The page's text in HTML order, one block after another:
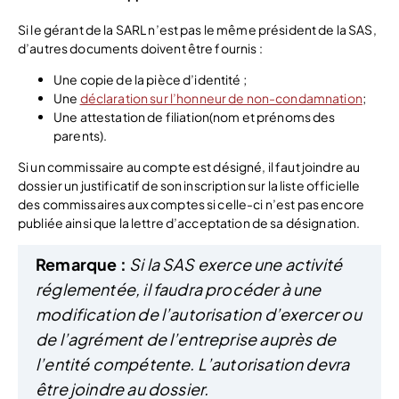
Si le gérant de la SARL n’est pas le même président de la SAS,
d’autres documents doivent être fournis :
Une copie de la pièce d’identité ;
Une déclaration sur l’honneur de non-condamnation;
Une attestation de filiation(nom et prénoms des
parents).
Si un commissaire au compte est désigné, il faut joindre au
dossier un justificatif de son inscription sur la liste officielle
des commissaires aux comptes si celle-ci n’est pas encore
publiée ainsi que la lettre d’acceptation de sa désignation.
Remarque : Si la SAS exerce une activité
réglementée, il faudra procéder à une
modification de l’autorisation d’exercer ou
de l’agrément de l’entreprise auprès de
l’entité compétente. L’autorisation devra
être joindre au dossier.